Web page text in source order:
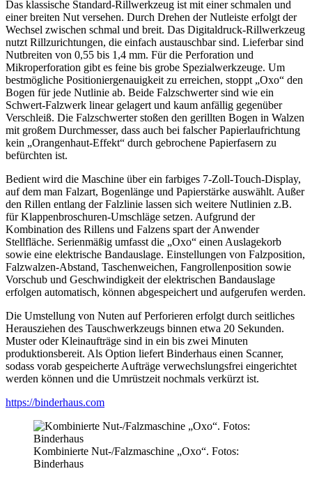
Das klassische Standard-Rillwerkzeug ist mit einer schmalen und
einer breiten Nut versehen. Durch Drehen der Nutleiste erfolgt der
Wechsel zwischen schmal und breit. Das Digitaldruck-Rillwerkzeug
nutzt Rillzurichtungen, die einfach austauschbar sind. Lieferbar sind
Nutbreiten von 0,55 bis 1,4 mm. Für die Perforation und
Mikroperforation gibt es feine bis grobe Spezialwerkzeuge. Um
bestmögliche Positioniergenauigkeit zu erreichen, stoppt „Oxo“ den
Bogen für jede Nutlinie ab. Beide Falzschwerter sind wie ein
Schwert-Falzwerk linear gelagert und kaum anfällig gegenüber
Verschleiß. Die Falzschwerter stoßen den gerillten Bogen in Walzen
mit großem Durchmesser, dass auch bei falscher Papierlaufrichtung
kein „Orangenhaut-Effekt“ durch gebrochene Papierfasern zu
befürchten ist.
Bedient wird die Maschine über ein farbiges 7-Zoll-Touch-Display,
auf dem man Falzart, Bogenlänge und Papierstärke auswählt. Außer
den Rillen entlang der Falzlinie lassen sich weitere Nutlinien z.B.
für Klappenbroschuren-Umschläge setzen. Aufgrund der
Kombination des Rillens und Falzens spart der Anwender
Stellfläche. Serienmäßig umfasst die „Oxo“ einen Auslagekorb
sowie eine elektrische Bandauslage. Einstellungen von Falzposition,
Falzwalzen-Abstand, Taschenweichen, Fangrollenposition sowie
Vorschub und Geschwindigkeit der elektrischen Bandauslage
erfolgen automatisch, können abgespeichert und aufgerufen werden.
Die Umstellung von Nuten auf Perforieren erfolgt durch seitliches
Herausziehen des Tauschwerkzeugs binnen etwa 20 Sekunden.
Muster oder Kleinaufträge sind in ein bis zwei Minuten
produktionsbereit. Als Option liefert Binderhaus einen Scanner,
sodass vorab gespeicherte Aufträge verwechslungsfrei eingerichtet
werden können und die Umrüstzeit nochmals verkürzt ist.
https://binderhaus.com
Kombinierte Nut-/Falzmaschine „Oxo“. Fotos:
Binderhaus